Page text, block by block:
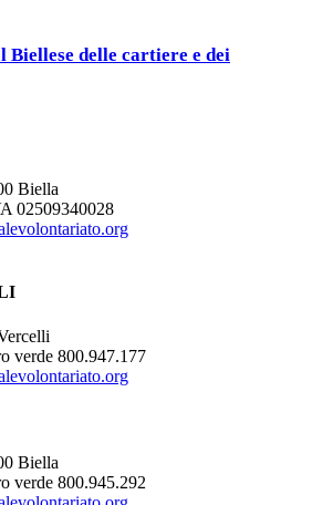
Biellese delle cartiere e dei
Biella
02509340028
verde 800.947.177
Biella
verde 800.945.292